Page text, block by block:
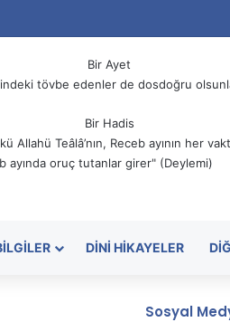
Bir Ayet
tövbe edenler de dosdoğru
Bir Hadis
Allahü Teâlâ’nın, Receb ayının her
ayında oruç tutanlar girer" (Deylemi)
DINI HIKAYELER
Sosyal